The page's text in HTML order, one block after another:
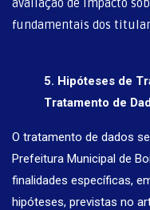
avaliação de impacto
fundamentais dos
5. Hipóteses de
Tratamento de
O tratamento de dados
Prefeitura Municipal de
finalidades específicas,
hipóteses, previstas no